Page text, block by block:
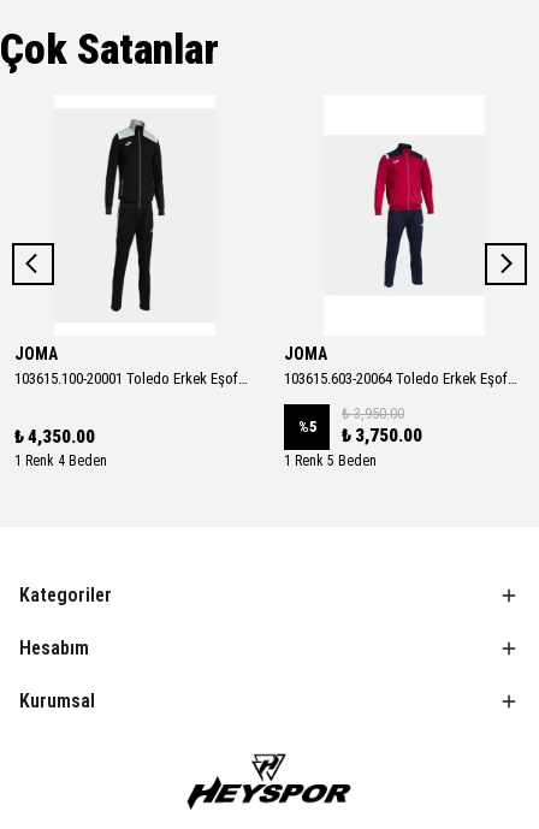
Çok Satanlar
JOMA
103615.100-20001 Toledo Erkek Eşofman Takımı
₺ 4,350.00
1 Renk 4 Beden
JOMA
103615.603-20064 Toledo Erkek Eşofman Takımı
%5
₺ 3,950.00
₺ 3,750.00
1 Renk 5 Beden
Kategoriler
Hesabım
Kurumsal